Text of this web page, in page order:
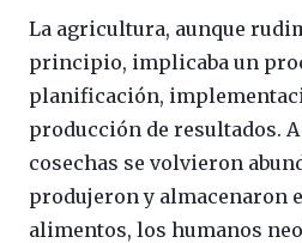
La agricultura, aunque
principio, implicaba un
planificación,
producción de resultados.
cosechas se volvieron
produjeron y almacenaron
alimentos, los humanos